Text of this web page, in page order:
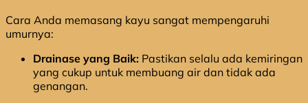
Cara Anda memasang kayu sangat mempengaruhi
umurnya:
Drainase yang Baik: Pastikan selalu ada kemiringan
yang cukup untuk membuang air dan tidak ada
genangan.